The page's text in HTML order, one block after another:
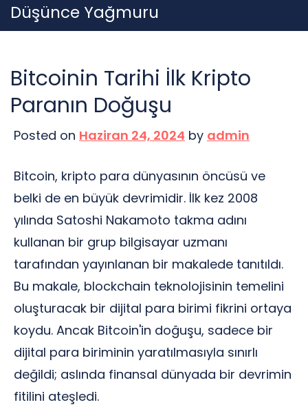
Skip
to
Düşünce Yağmuru
Bitcoinin Tarihi İlk Kripto
Paranın Doğuşu
Posted on Haziran 24, 2024 by admin
Bitcoin, kripto para dünyasının öncüsü ve
belki de en büyük devrimidir. İlk kez 2008
yılında Satoshi Nakamoto takma adını
kullanan bir grup bilgisayar uzmanı
tarafından yayınlanan bir makalede tanıtıldı.
Bu makale, blockchain teknolojisinin temelini
oluşturacak bir dijital para birimi fikrini ortaya
koydu. Ancak Bitcoin'in doğuşu, sadece bir
dijital para biriminin yaratılmasıyla sınırlı
değildi; aslında finansal dünyada bir devrimin
fitilini ateşledi.